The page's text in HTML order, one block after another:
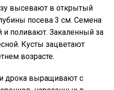
высевают в открытый
посева 3 см. Семена
поливают. Закаленный за
Кусты зацветают
возрасте.
дрока выращивают с